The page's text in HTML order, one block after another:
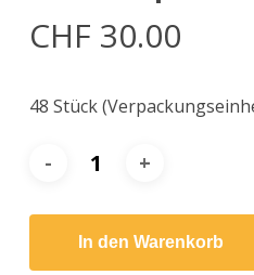
CHF 30.00
48 Stück
In den Warenkorb